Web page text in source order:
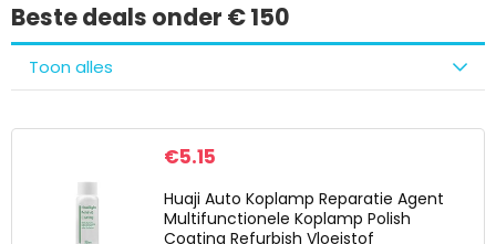
Beste deals onder € 150
Toon alles
€5.15
Huaji Auto Koplamp Reparatie Agent
Multifunctionele Koplamp Polish
Coating Refurbish Vloeistof